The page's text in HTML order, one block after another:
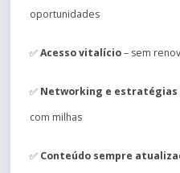
oportunidades
✅Acesso vitalício– sem
✅ Networking e estratégias
com milhas
✅ Conteúdo sempre